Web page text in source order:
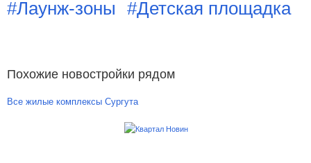
#Лаунж-зоны #Детская площадка
Похожие новостройки рядом
Все жилые комплексы Сургута